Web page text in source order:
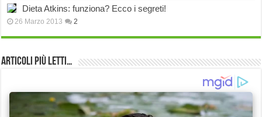
Dieta Atkins: funziona? Ecco i segreti!
26 Marzo 2013 2
Articoli più Letti…